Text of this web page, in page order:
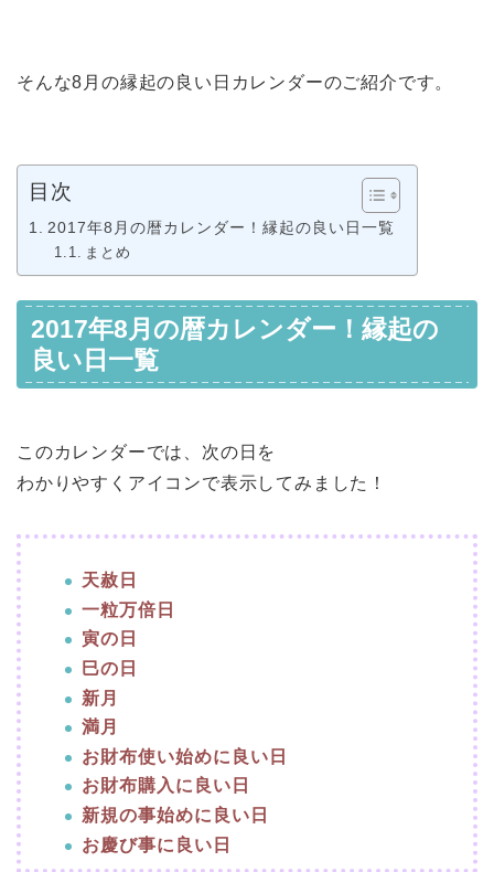
そんな8月の縁起の良い日カレンダーのご紹介です。
目次
2017年8月の暦カレンダー！縁起の良い日一覧
まとめ
2017年8月の暦カレンダー！縁起の
良い日一覧
このカレンダーでは、次の日を
わかりやすくアイコンで表示してみました！
天赦日
一粒万倍日
寅の日
巳の日
新月
満月
お財布使い始めに良い日
お財布購入に良い日
新規の事始めに良い日
お慶び事に良い日